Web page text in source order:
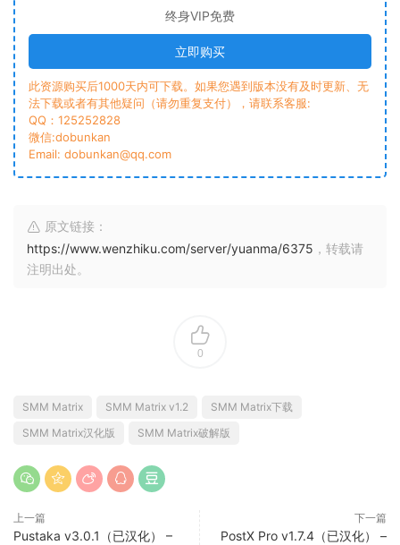
终身VIP免费
立即购买
此资源购买后1000天内可下载。如果您遇到版本没有及时更新、无
法下载或者有其他疑问（请勿重复支付），请联系客服:
QQ：125252828
微信:dobunkan
Email: dobunkan@qq.com
原文链接：
https://www.wenzhiku.com/server/yuanma/6375 ，转载请
注明出处。
0
SMM Matrix SMM Matrix v1.2
SMM Matrix下载
SMM Matrix汉化版
SMM Matrix破解版
上一篇
Pustaka v3.0.1（已汉化） –
下一篇
PostX Pro v1.7.4（已汉化） –